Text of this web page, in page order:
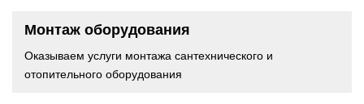
Монтаж оборудования
Оказываем услуги монтажа сантехнического и
отопительного оборудования